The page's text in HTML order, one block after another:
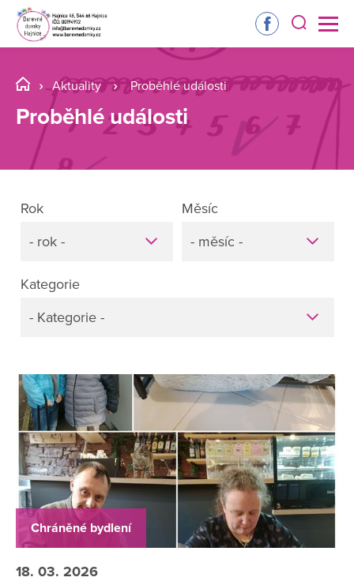
Aktuality Proběhlé události
Proběhlé události
Kategorie
- Kategorie -
Rok
- rok -
Měsíc
- měsíc -
Chráněné bydlení
18. 03. 2026